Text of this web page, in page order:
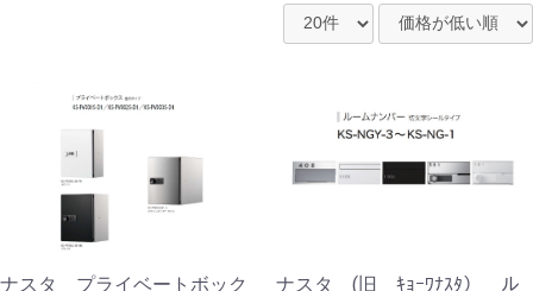
ナスタ プライベートボック
ナスタ (旧 ｷｮｰﾜﾅｽﾀ） ル